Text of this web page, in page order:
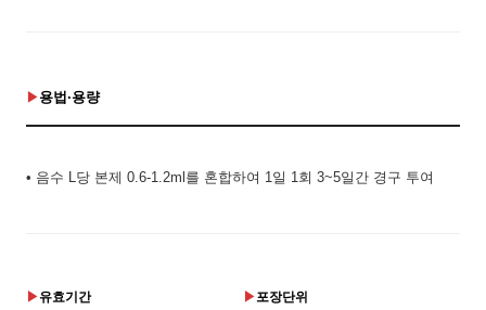
용법·용량
• 음수 L당 본제 0.6-1.2ml를 혼합하여 1일 1회 3~5일간 경구 투여
유효기간 포장단위